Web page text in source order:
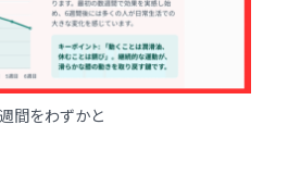
間をわずかと